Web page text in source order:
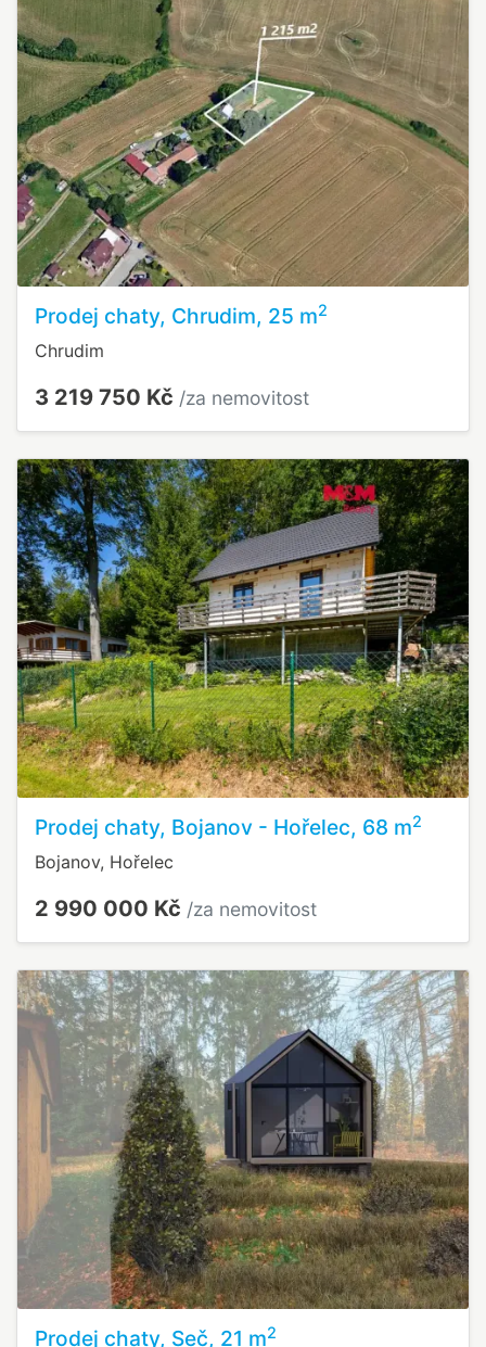
Prodej chaty, Chrudim, 25 m2
Chrudim
3 219 750 Kč /za nemovitost
Prodej chaty, Bojanov - Hořelec, 68 m2
Bojanov, Hořelec
2 990 000 Kč /za nemovitost
Prodej chaty, Seč, 21 m2